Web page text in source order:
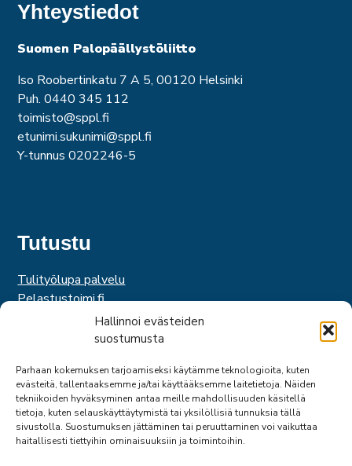
Hallinnoi evästeiden
suostumusta
Parhaan kokemuksen tarjoamiseksi käytämme teknologioita, kuten
evästeitä, tallentaaksemme ja/tai käyttääksemme laitetietoja. Näiden
tekniikoiden hyväksyminen antaa meille mahdollisuuden käsitellä
tietoja, kuten selauskäyttäytymistä tai yksilöllisiä tunnuksia tällä
sivustolla. Suostumuksen jättäminen tai peruuttaminen voi vaikuttaa
haitallisesti tiettyihin ominaisuuksiin ja toimintoihin.
Yhteystiedot
Suomen Palopäällystöliitto
Iso Roobertinkatu 7 A 5, 00120 Helsinki
Puh. 0440 345 112
toimisto@sppl.fi
etunimi.sukunimi@sppl.fi
Y-tunnus 0202246-5
Tutustu
Tulityölupa palvelu
Pelastustoimi.fi
Hätäkeskuslaitos
Palosuojelurahasto
Suomen Pelastusalan Keskusjärjestö
SPEK
Federation of EUropean Fire Officers